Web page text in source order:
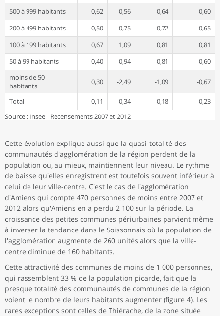
500 à 999 habitants
0,62 0,56 0,64
0,60
200 à 499 habitants
0,50 0,75 0,72
0,65
100 à 199 habitants
0,67 1,09 0,81
0,81
50 à 99 habitants
0,40 0,94 0,81
0,60
moins de 50
habitants
0,30 -2,49 -1,09 -0,67
Total 0,11 0,34 0,18
0,23
Source : Insee - Recensements 2007 et 2012
Cette évolution explique aussi que la quasi-totalité des
communautés d'agglomération de la région perdent de la
population ou, au mieux, maintiennent leur niveau. Le rythme
de baisse qu'elles enregistrent est toutefois souvent inférieur à
celui de leur ville-centre. C'est le cas de l'agglomération
d'Amiens qui compte 470 personnes de moins entre 2007 et
2012 alors qu'Amiens en a perdu 2 100 sur la période. La
croissance des petites communes périurbaines parvient même
à inverser la tendance dans le Soissonnais où la population de
l'agglomération augmente de 260 unités alors que la ville-
centre diminue de 160 habitants.
Cette attractivité des communes de moins de 1 000 personnes,
qui rassemblent 33 % de la population picarde, fait que la
presque totalité des communautés de communes de la région
voient le nombre de leurs habitants augmenter (figure 4). Les
rares exceptions sont celles de Thiérache, de la zone située